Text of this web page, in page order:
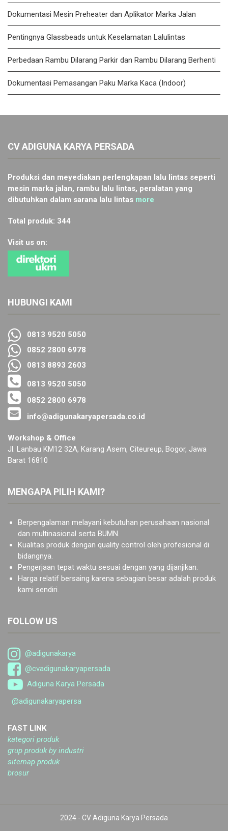
Dokumentasi Mesin Preheater dan Aplikator Marka Jalan
Pentingnya Glassbeads untuk Keselamatan Lalulintas
Perbedaan Rambu Dilarang Parkir dan Rambu Dilarang Berhenti
Dokumentasi Pemasangan Paku Marka Kaca (Indoor)
CV ADIGUNA KARYA PERSADA
Produksi dan meyediakan perlengkapan lalu lintas seperti
mesin marka jalan, rambu lalu lintas, peralatan yang
dibutuhkan dalam sarana lalu lintas more
Total produk: 344
Visit us on:
HUBUNGI KAMI
0813 9520 5050
0852 2800 6978
0813 8893 2603
0813 9520 5050
0852 2800 6978
info@adigunakaryapersada.co.id
Workshop & Office
Jl. Lanbau KM12 32A, Karang Asem, Citeureup, Bogor, Jawa
Barat 16810
MENGAPA PILIH KAMI?
Berpengalaman melayani kebutuhan perusahaan nasional
dan multinasional serta BUMN.
Kualitas produk dengan quality control oleh profesional di
bidangnya.
Pengerjaan tepat waktu sesuai dengan yang dijanjikan.
Harga relatif bersaing karena sebagian besar adalah produk
kami sendiri.
FOLLOW US
@adigunakarya
@cvadigunakaryapersada
Adiguna Karya Persada
@adigunakaryapersa
FAST LINK
kategori produk
grup produk by industri
sitemap produk
brosur
2024 - CV Adiguna Karya Persada